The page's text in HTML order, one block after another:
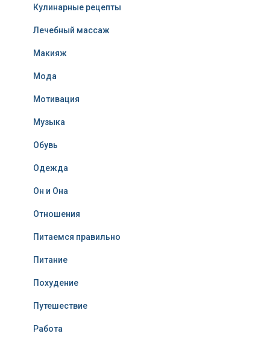
Кулинарные рецепты
Лечебный массаж
Макияж
Мода
Мотивация
Музыка
Обувь
Одежда
Он и Она
Отношения
Питаемся правильно
Питание
Похудение
Путешествие
Работа